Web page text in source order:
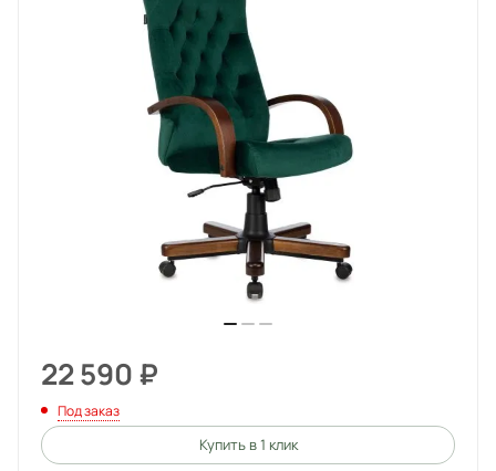
22 590₽
Под заказ
Купить в 1 клик